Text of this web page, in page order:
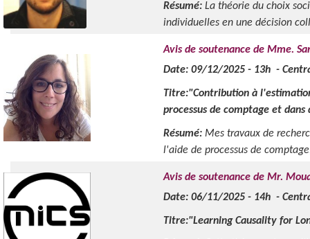
Résumé: La théorie du choix
individuelles en une décision
Avis de soutenance de Mme.
Date: 09/12/2025 - 13h -
Titre:"Contribution à
processus de comptage et
Résumé: Mes travaux de
l'aide de processus de
Avis de soutenance de Mr.
Date: 06/11/2025 - 14h -
Titre:"Learning Causality for